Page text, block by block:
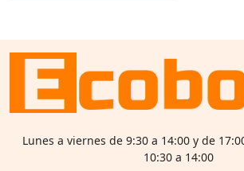
Lunes a viernes de 9:30 a 14:00 y de
10:30 a 14:00